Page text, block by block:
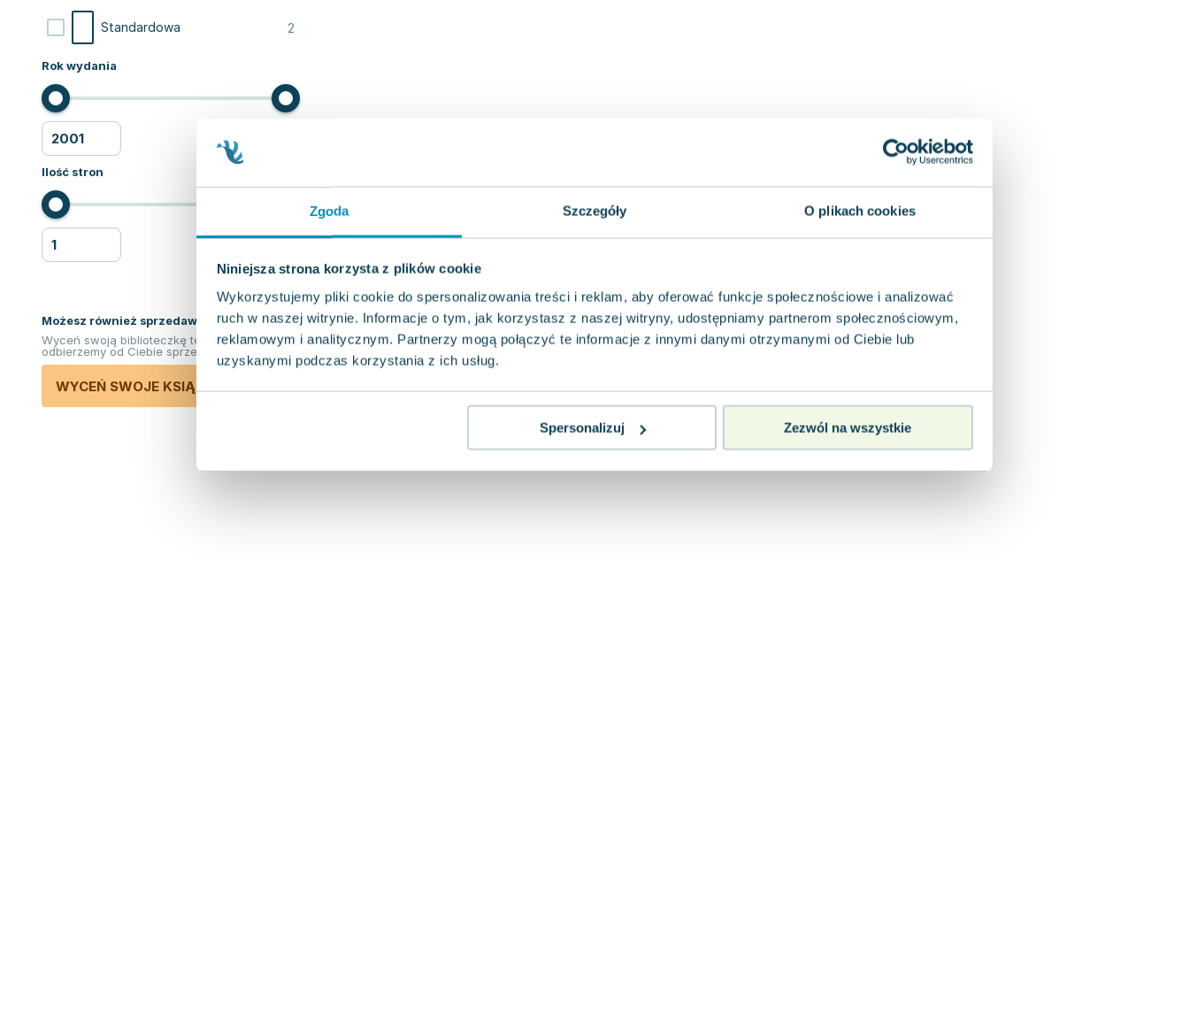
Zgoda Szczegóły O plikach cookies
Niniejsza strona korzysta z plików cookie
Wykorzystujemy pliki cookie do spersonalizowania treści i reklam, aby oferować funkcje społecznościowe i analizować
ruch w naszej witrynie. Informacje o tym, jak korzystasz z naszej witryny, udostępniamy partnerom społecznościowym,
reklamowym i analitycznym. Partnerzy mogą połączyć te informacje z innymi danymi otrzymanymi od Ciebie lub
uzyskanymi podczas korzystania z ich usług.
Spersonalizuj Zezwól na wszystkie
Standardowa 2
Rok wydania
Ilość stron
Możesz również sprzedawać ksiązki!
Wyceń swoją biblioteczkę teraz. Odkupimy i
odbierzemy od Ciebie sprzedane książki.
WYCEŃ SWOJE KSIĄŻKI